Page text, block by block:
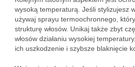
wysoką temperaturą. Jeśli stylizujesz
używaj sprayu termoochronnego,
strukturę włosów. Unikaj także zbyt
włosów działaniu wysokiej
ich uszkodzenie i szybsze blaknięcie